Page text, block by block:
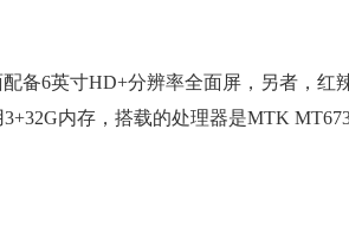
备6英寸HD+分辨率全面屏，另者，红
内存，搭载的处理器是MTK